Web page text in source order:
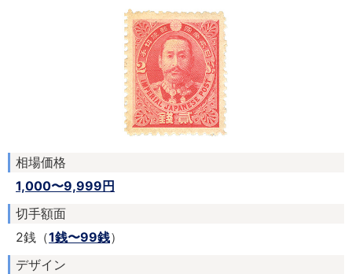
相場価格
1,000〜9,999円
切手額面
2銭（1銭〜99銭）
デザイン